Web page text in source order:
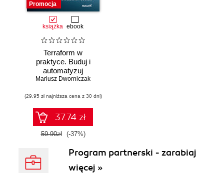
Promocja
książka ebook
Terraform w
praktyce. Buduj i
automatyzuj
infrastrukturę
zarządzaj nią z
wykorzystaniem
Dockera
Mariusz Dworniczak
(29,95 zł najniższa cena z 30 dni)
37.74 zł
59.90zł (-37%)
Program partnerski - zarabiaj
więcej »